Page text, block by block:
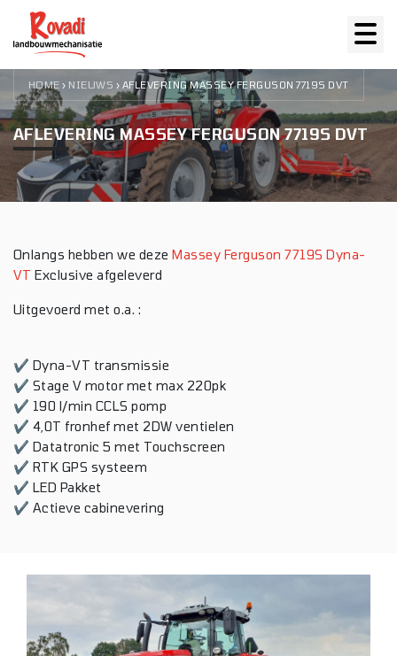
HOME › NIEUWS › AFLEVERING MASSEY FERGUSON 7719S DVT
AFLEVERING MASSEY FERGUSON 7719S DVT
Onlangs hebben we dezeMassey Ferguson 7719S Dyna-
VT Exclusive afgeleverd
Uitgevoerd met o.a. :
✔ Dyna-VT transmissie
✔ Stage V motor met max 220pk
✔ 190 l/min CCLS pomp
✔ 4,0T fronhef met 2DW ventielen
✔ Datatronic 5 met Touchscreen
✔ RTK GPS systeem
✔ LED Pakket
✔ Actieve cabinevering